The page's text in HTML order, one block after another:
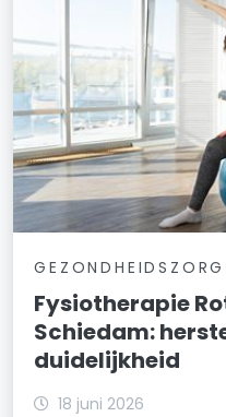
Fysiotherapie
Schiedam:
duidelijkheid
18 juni 2026